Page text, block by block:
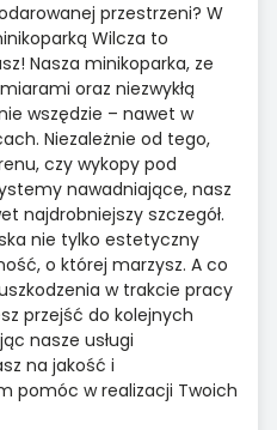
przestrzeni? W
Wilcza to
Nasza minikoparka, ze
oraz niezwykłą
wszędzie – nawet w
Niezależnie od tego,
czy wykopy pod
nawadniające, nasz
najdrobniejszy szczegół.
nie tylko estetyczny
o której marzysz. A co
w trakcie pracy
przejść do kolejnych
nasze usługi
na jakość i
pomóc w realizacji Twoich